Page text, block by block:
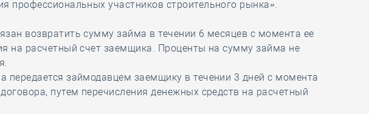
профессиональных участников строительного рынка».
возвратить сумму займа в течении 6 месяцев с момента ее
на расчетный счет заемщика. Проценты на сумму займа не
передается займодавцем заемщику в течении 3 дней с момента
путем перечисления денежных средств на расчетный